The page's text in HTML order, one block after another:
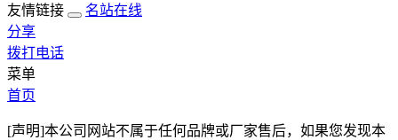
友情链接
名站在线
分享
拨打电话
菜单
首页
[声明]本公司网站不属于任何品牌或厂家售后，如果您发现本